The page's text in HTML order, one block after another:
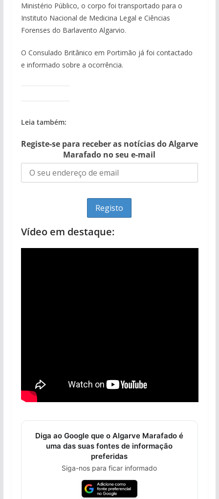
Ministério Público, o corpo foi transportado para o
Instituto Nacional de Medicina Legal e Ciências
Forenses do Barlavento Algarvio.
O Consulado Britânico em Portimão já foi contactado
e informado sobre a ocorrência.
Leia também:
Registe-se para receber as notícias do Algarve
Marafado no seu e-mail
Vídeo em destaque:
Diga ao Google que o Algarve Marafado é
uma das suas fontes de informação
preferidas
Siga-nos para ficar informado